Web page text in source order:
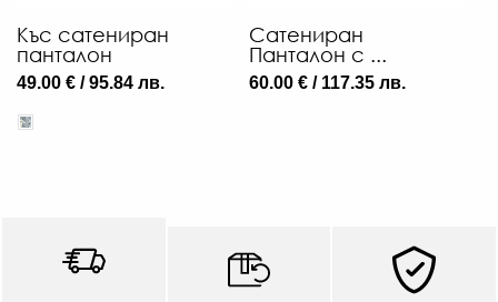
Къс сатениран
панталон
49.00 € / 95.84 лв.
Сатениран
Панталон с ...
60.00 € / 117.35 лв.